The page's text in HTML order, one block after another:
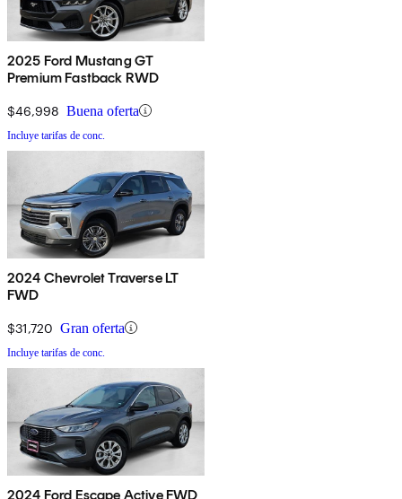
2025 Ford Mustang GT
Premium Fastback RWD
$46,998 Buena oferta
Incluye tarifas de conc.
2024 Chevrolet Traverse LT
FWD
$31,720 Gran oferta
Incluye tarifas de conc.
2024 Ford Escape Active FWD